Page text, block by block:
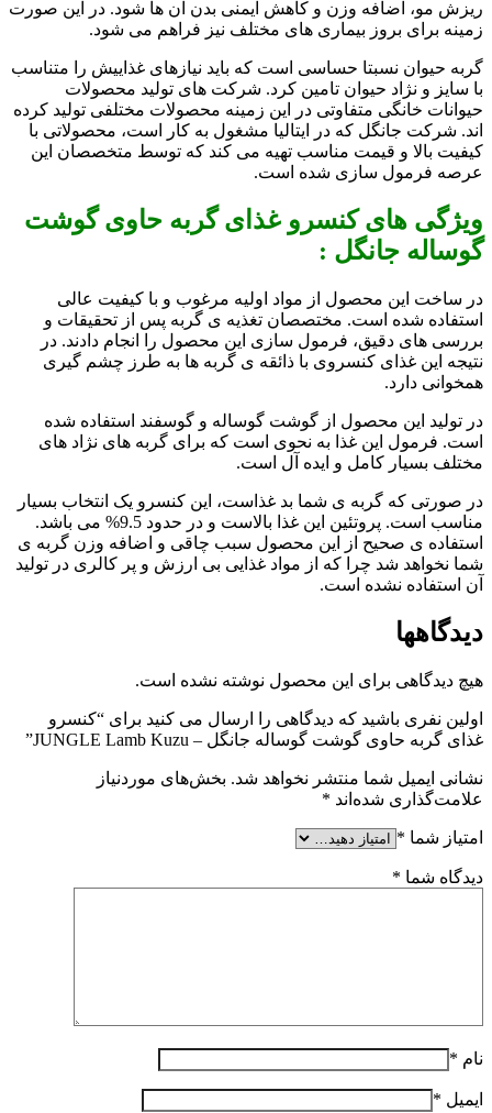
ریزش مو، اضافه وزن و کاهش ایمنی بدن آن ها شود. در این صورت
زمینه برای بروز بیماری های مختلف نیز فراهم می شود.
گربه حیوان نسبتا حساسی است که باید نیازهای غذاییش را متناسب
با سایز و نژاد حیوان تامین کرد. شرکت های تولید محصولات
حیوانات خانگی متفاوتی در این زمینه محصولات مختلفی تولید کرده
اند. شرکت جانگل که در ایتالیا مشغول به کار است، محصولاتی با
کیفیت بالا و قیمت مناسب تهیه می کند که توسط متخصصان این
عرصه فرمول سازی شده است.
ویژگی های کنسرو غذای گربه حاوی گوشت
گوساله جانگل :
در ساخت این محصول از مواد اولیه مرغوب و با کیفیت عالی
استفاده شده است. مختصصان تغذیه ی گربه پس از تحقیقات و
بررسی های دقیق، فرمول سازی این محصول را انجام دادند. در
نتیجه این غذای کنسروی با ذائقه ی گربه ها به طرز چشم گیری
همخوانی دارد.
در تولید این محصول از گوشت گوساله و گوسفند استفاده شده
است. فرمول این غذا به نحوی است که برای گربه های نژاد های
مختلف بسیار کامل و ایده آل است.
در صورتی که گربه ی شما بد غذاست، این کنسرو یک انتخاب بسیار
مناسب است. پروتئین این غذا بالاست و در حدود 9.5% می باشد.
استفاده ی صحیح از این محصول سبب چاقی و اضافه وزن گربه ی
شما نخواهد شد چرا که از مواد غذایی بی ارزش و پر کالری در تولید
آن استفاده نشده است.
دیدگاهها
هیچ دیدگاهی برای این محصول نوشته نشده است.
اولین نفری باشید که دیدگاهی را ارسال می کنید برای “کنسرو
غذای گربه حاوی گوشت گوساله جانگل – JUNGLE Lamb Kuzu”
نشانی ایمیل شما منتشر نخواهد شد. بخش‌های موردنیاز
علامت‌گذاری شده‌اند *
امتیاز شما *
دیدگاه شما *
نام *
ایمیل *